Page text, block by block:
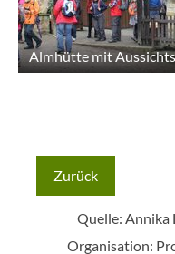
Almhütte mit
Zurück
Quelle: Annika
Organisation: